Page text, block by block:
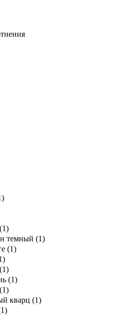
)
1)
темный (1)
(1)
)
1)
(1)
1)
кварц (1)
1)